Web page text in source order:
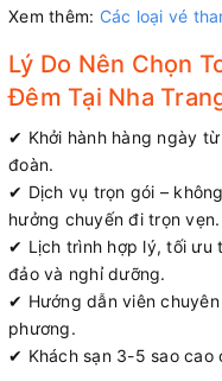
Xem thêm: Các loại vé
Lý Do Nên Chọn
Đêm Tại Nha
✔ Khởi hành hàng ngày
đoàn.
✔ Dịch vụ trọn gói –
hưởng chuyến đi trọn vẹn.
✔ Lịch trình hợp lý, tối ưu
đảo và nghỉ dưỡng.
✔ Hướng dẫn viên
phương.
✔ Khách sạn 3-5 sao cao